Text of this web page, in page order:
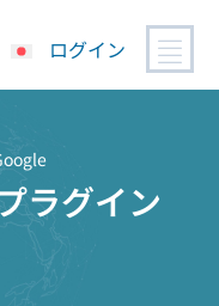
ログイン
ラグイン